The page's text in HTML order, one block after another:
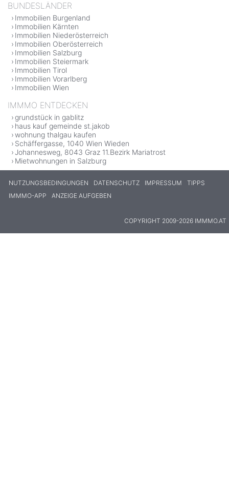
BUNDESLÄNDER
Immobilien Burgenland
Immobilien Kärnten
Immobilien Niederösterreich
Immobilien Oberösterreich
Immobilien Salzburg
Immobilien Steiermark
Immobilien Tirol
Immobilien Vorarlberg
Immobilien Wien
IMMMO ENTDECKEN
grundstück in gablitz
haus kauf gemeinde st.jakob
wohnung thalgau kaufen
Schäffergasse, 1040 Wien Wieden
Johannesweg, 8043 Graz 11.Bezirk Mariatrost
Mietwohnungen in Salzburg
NUTZUNGSBEDINGUNGEN DATENSCHUTZ IMPRESSUM
TIPPS
IMMMO-APP
ANZEIGE AUFGEBEN
COPYRIGHT 2009-2026 IMMMO.AT